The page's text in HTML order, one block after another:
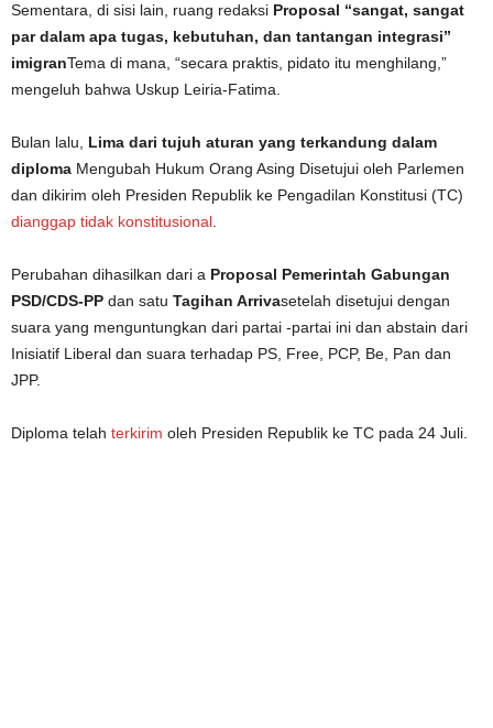
Sementara, di sisi lain, ruang redaksi Proposal “sangat, sangat
par dalam apa tugas, kebutuhan, dan tantangan integrasi”
imigranTema di mana, “secara praktis, pidato itu menghilang,”
mengeluh bahwa Uskup Leiria-Fatima.
Bulan lalu, Lima dari tujuh aturan yang terkandung dalam
diploma Mengubah Hukum Orang Asing Disetujui oleh Parlemen
dan dikirim oleh Presiden Republik ke Pengadilan Konstitusi (TC)
dianggap tidak konstitusional
Perubahan dihasilkan dari a Proposal Pemerintah Gabungan
PSD/CDS-PP dan satu Tagihan Arrivasetelah disetujui dengan
suara yang menguntungkan dari partai -partai ini dan abstain dari
Inisiatif Liberal dan suara terhadap PS, Free, PCP, Be, Pan dan
JPP.
Diploma telah terkirim oleh Presiden Republik ke TC pada 24 Juli.